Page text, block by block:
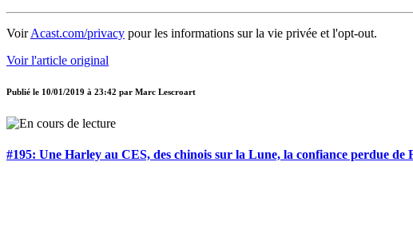
VoirAcast.com/privacy pour les informations sur la vie privée et l'opt-out.
Voir l'article original
Publié le 10/01/2019 à 23:42 par Marc Lescroart
#195: Une Harley au CES, des chinois sur la Lune, la confiance perdue